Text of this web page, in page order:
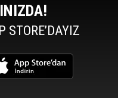
STORE’DAYIZ